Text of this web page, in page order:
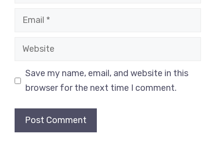
Email
Website
Save my name, email, and website in this
browser for the next time I comment.